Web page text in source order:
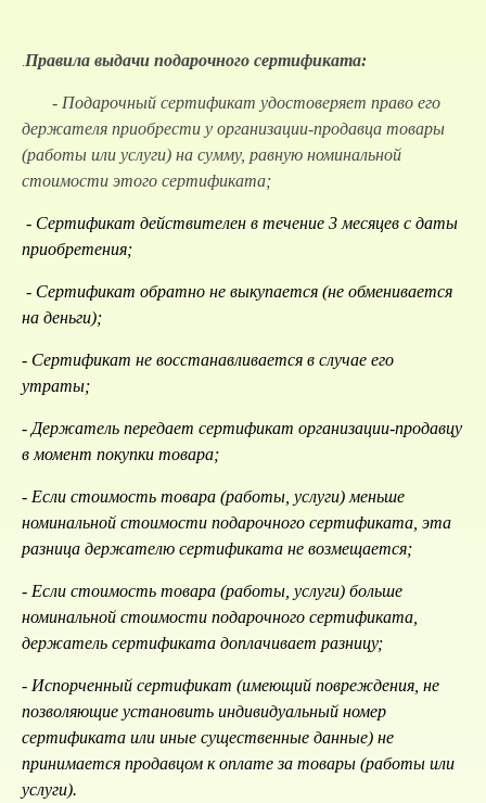
Правила выдачи подарочного сертификата:
- Подарочный сертификат удостоверяет право его
держателя приобрести у организации-продавца товары
(работы или услуги) на сумму, равную номинальной
стоимости этого сертификата;
- Сертификат действителен в течение 3 месяцев с даты
приобретения;
- Сертификат обратно не выкупается (не обменивается
на деньги);
- Сертификат не восстанавливается в случае его
утраты;
- Держатель передает сертификат организации-продавцу
в момент покупки товара;
- Если стоимость товара (работы, услуги) меньше
номинальной стоимости подарочного сертификата, эта
разница держателю сертификата не возмещается;
- Если стоимость товара (работы, услуги) больше
номинальной стоимости подарочного сертификата,
держатель сертификата доплачивает разницу;
- Испорченный сертификат (имеющий повреждения, не
позволяющие установить индивидуальный номер
сертификата или иные существенные данные) не
принимается продавцом к оплате за товары (работы или
услуги).